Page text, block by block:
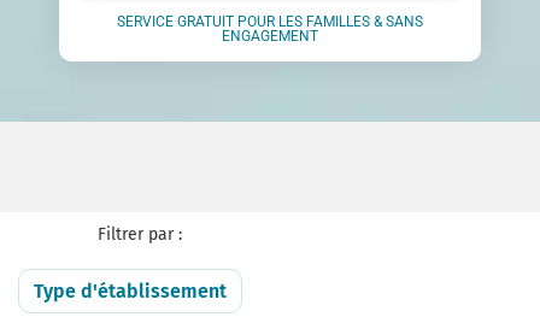
SERVICE GRATUIT POUR LES FAMILLES & SANS
ENGAGEMENT
Filtrer par :
Type d'établissement